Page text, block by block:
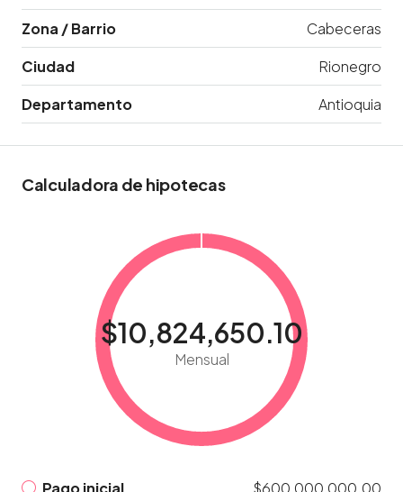
Zona / Barrio
Cabeceras
Ciudad
Rionegro
Departamento
Antioquia
Calculadora de hipotecas
$10,824,650.10
Mensual
Pago inicial
$600,000,000.00